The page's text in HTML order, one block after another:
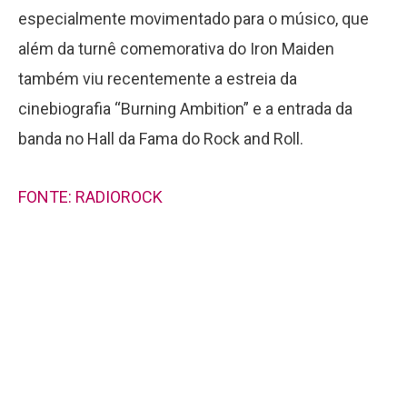
especialmente movimentado para o músico, que
além da turnê comemorativa do Iron Maiden
também viu recentemente a estreia da
cinebiografia “Burning Ambition” e a entrada da
banda no Hall da Fama do Rock and Roll.
FONTE: RADIOROCK